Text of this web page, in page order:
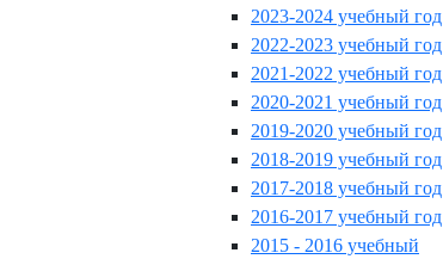
2023-2024 учебный год
2022-2023 учебный год
2021-2022 учебный год
2020-2021 учебный год
2019-2020 учебный год
2018-2019 учебный год
2017-2018 учебный год
2016-2017 учебный год
2015 - 2016 учебный